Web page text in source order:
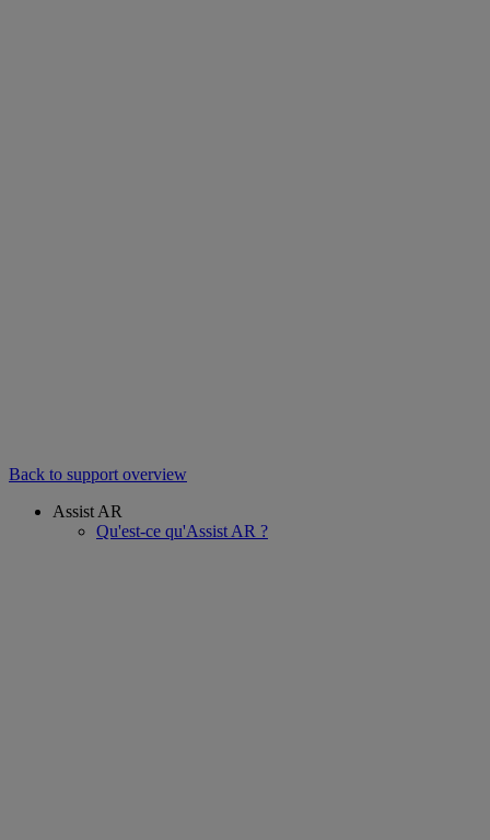
Back to support overview
Assist AR
Qu'est-ce qu'Assist AR ?